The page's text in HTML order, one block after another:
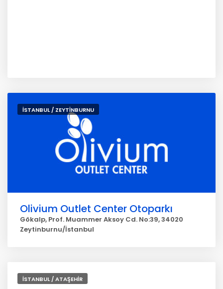
İSTANBUL / ZEYTİNBURNU
Olivium Outlet Center Otoparkı
Gökalp, Prof. Muammer Aksoy Cd. No:39, 34020
Zeytinburnu/İstanbul
İSTANBUL / ATAŞEHİR